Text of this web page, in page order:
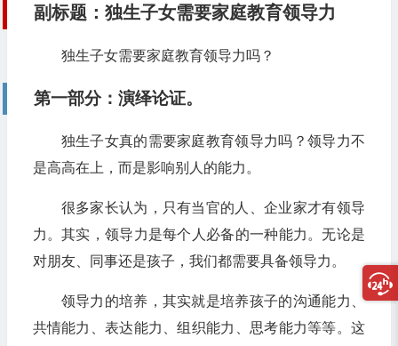
副标题：独生子女需要家庭教育领导力
独生子女需要家庭教育领导力吗？
第一部分：演绎论证。
独生子女真的需要家庭教育领导力吗？领导力不
是高高在上，而是影响别人的能力。
很多家长认为，只有当官的人、企业家才有领导
力。其实，领导力是每个人必备的一种能力。无论是
对朋友、同事还是孩子，我们都需要具备领导力。
领导力的培养，其实就是培养孩子的沟通能力、
共情能力、表达能力、组织能力、思考能力等等。这